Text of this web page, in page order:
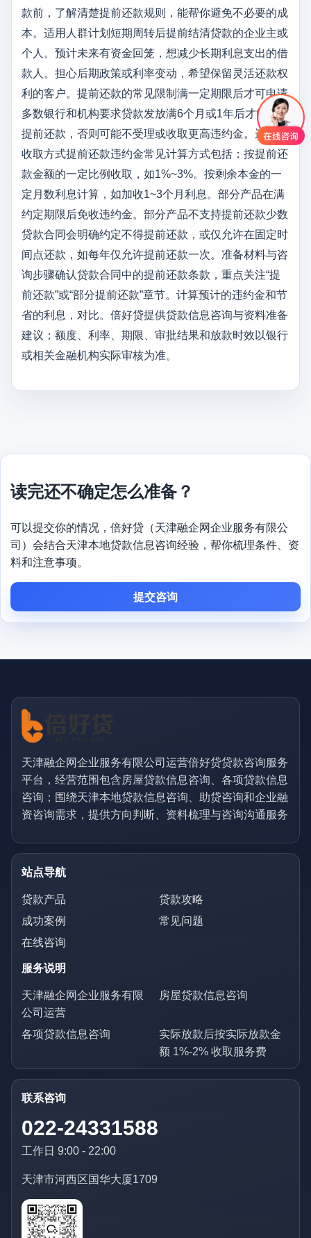
款前，了解清楚提前还款规则，能帮你避免不必要的成
本。适用人群计划短期周转后提前结清贷款的企业主或
个人。预计未来有资金回笼，想减少长期利息支出的借
款人。担心后期政策或利率变动，希望保留灵活还款权
利的客户。提前还款的常见限制满一定期限后才可申请
多数银行和机构要求贷款发放满6个月或1年后才能申请
提前还款，否则可能不受理或收取更高违约金。违约金
收取方式提前还款违约金常见计算方式包括：按提前还
款金额的一定比例收取，如1%~3%。按剩余本金的一
定月数利息计算，如加收1~3个月利息。部分产品在满
约定期限后免收违约金。部分产品不支持提前还款少数
贷款合同会明确约定不得提前还款，或仅允许在固定时
间点还款，如每年仅允许提前还款一次。准备材料与咨
询步骤确认贷款合同中的提前还款条款，重点关注“提
前还款”或“部分提前还款”章节。计算预计的违约金和节
省的利息，对比。倍好贷提供贷款信息咨询与资料准备
建议；额度、利率、期限、审批结果和放款时效以银行
或相关金融机构实际审核为准。
读完还不确定怎么准备？
可以提交你的情况，倍好贷（天津融企网企业服务有限公
司）会结合天津本地贷款信息咨询经验，帮你梳理条件、资
料和注意事项。
提交咨询
天津融企网企业服务有限公司运营倍好贷贷款咨询服务
平台，经营范围包含房屋贷款信息咨询、各项贷款信息
咨询；围绕天津本地贷款信息咨询、助贷咨询和企业融
资咨询需求，提供方向判断、资料梳理与咨询沟通服务
站点导航
贷款产品
贷款攻略
成功案例
常见问题
在线咨询
服务说明
天津融企网企业服务有限
公司运营
房屋贷款信息咨询
各项贷款信息咨询
实际放款后按实际放款金
额 1%-2% 收取服务费
联系咨询
022-24331588
工作日 9:00 - 22:00
天津市河西区国华大厦1709